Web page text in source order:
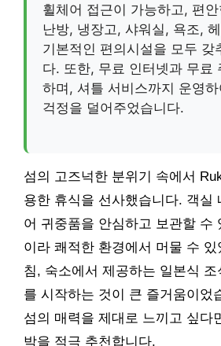
휠체어 접근이 가능하고, 편
난방, 냉장고, 샤워실, 욕조,
기본적인 편의시설을 모두 갖
다. 또한, 무료 인터넷과 무료
하며, 셔틀 서비스까지 운영
걱정을 덜어주었습니다.
섬의 고즈넉한 분위기 속에서
용한 휴식을 선사했습니다. 객실
어 귀중품을 안심하고 보관할 수
이라 쾌적한 환경에서 머물 수
침, 숙소에서 제공하는 일본식
를 시작하는 것이 큰 즐거움이었
섬의 매력을 제대로 느끼고 싶다
박을 적극 추천합니다.